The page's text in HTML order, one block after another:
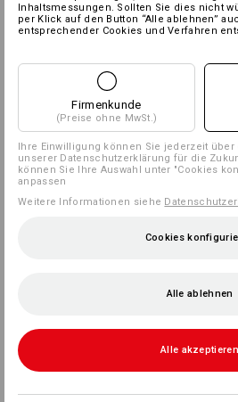
Inhaltsmessungen. Sollten Sie dies nicht
per Klick auf den Button “Alle ablehnen”
entsprechender Cookies und Verfahren
Firmenkunde
(Preise ohne MwSt.)
Ihre Einwilligung können Sie jederzeit über
unserer Datenschutzerklärung für die
können Sie Ihre Auswahl unter "Cookies
anpassen
Weitere Informationen siehe
Cookies
Alle ablehnen
Alle akzeptieren